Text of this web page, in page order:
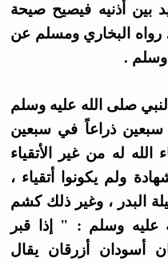
أذنيه فيصيح صيحة
. رواه البخاري ومسلم عن
وسلم .
صلى الله عليه وسلم
سبعين ذراعاً في سبعين
له من غير الأتقياء
ولم يكونوا أتقياء ،
البدر ، وغير ذلك كشم
عليه وسلم : " إذا قبر
أسودان أزرقان يقال